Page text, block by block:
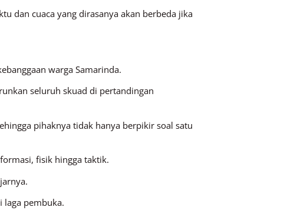
dan cuaca yang dirasanya akan berbeda jika
warga Samarinda.
seluruh skuad di pertandingan
pihaknya tidak hanya berpikir soal satu
fisik hingga taktik.
laga pembuka.